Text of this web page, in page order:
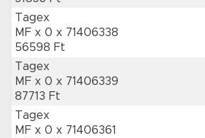
Tagex
MF x 0 x 71406338
56598 Ft
Tagex
MF x 0 x 71406339
87713 Ft
Tagex
MF x 0 x 71406361